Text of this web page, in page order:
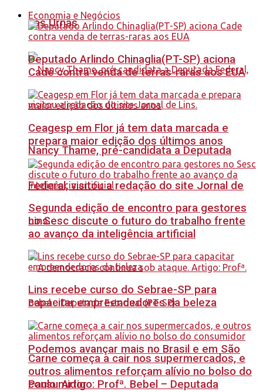
nas Urnas
Nancy Thame, pré-candidata a Deputada
Federal, visitou a redação do site Jornal de
Lins.
Podemos avançar mais no Brasil e em São
Paulo. Artigo: Profª. Bebel – Deputada
Economia e Negócios
Deputado Arlindo Chinaglia(PT-SP) aciona
Cade contra venda de terras-raras aos EUA
Ceagesp em Flor já tem data marcada e
prepara maior edição dos últimos anos
Segunda edição de encontro para gestores
no Sesc discute o futuro do trabalho frente
ao avanço da inteligência artificial
Lins recebe curso do Sebrae-SP para
capacitar empreendedores da beleza
Carne começa a cair nos supermercados, e
outros alimentos reforçam alívio no bolso do
consumidor